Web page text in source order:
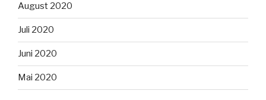
August 2020
Juli 2020
Juni 2020
Mai 2020